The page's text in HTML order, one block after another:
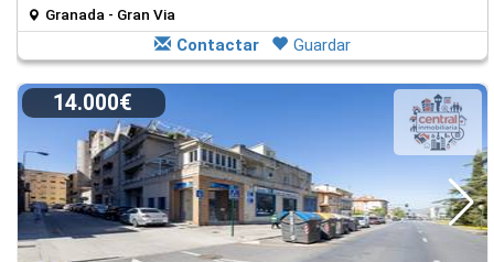
Granada - Gran Via
Contactar Guardar
14.000€